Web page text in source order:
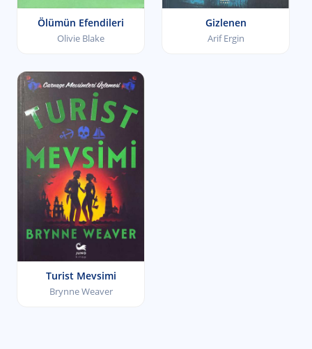
Ölümün Efendileri
Olivie Blake
Gizlenen
Arif Ergin
Turist Mevsimi
Brynne Weaver